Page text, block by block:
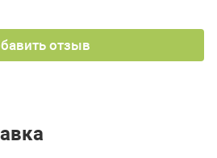
отзыв